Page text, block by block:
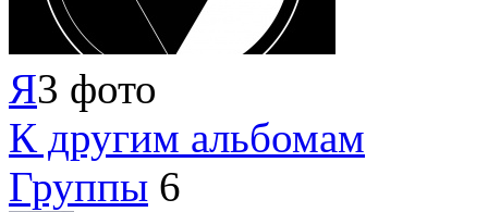
Я3 фото
К другим альбомам
Группы 6